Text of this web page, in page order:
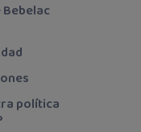
política